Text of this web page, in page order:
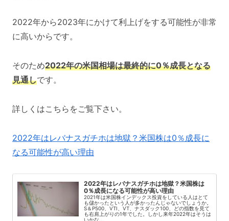
2022年から2023年にかけて利上げをする可能性が非常
に高いからです。
そのため2022年の米国相場は最終的に0％成長となる
見通しです。
詳しくはこちらをご覧下さい。
2022年はレバナスガチホは地獄？米国株は0％成長に
なる可能性が高い理由
2022年はレバナスガチホは地獄？米国株は
0％成長になる可能性が高い理由
2021年は米国株インデックス投資をしている人はとて
も儲かったという人が多かったんじゃないでしょうか。
S＆P500、VTI、VT、ナスダック100、どの指数を見て
も右肩上がりの1年でした。しかし来年2022年はそうは
いかな...